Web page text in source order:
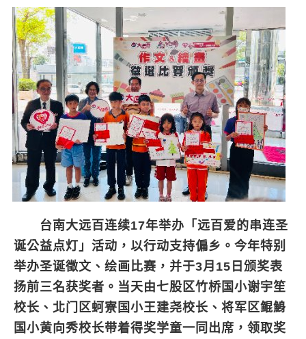
台南大远百连续17年举办「远百爱的串连圣
诞公益点灯」活动，以行动支持偏乡。今年特别
举办圣诞徵文、绘画比赛，并于3月15日颁奖表
扬前三名获奖者。当天由七股区竹桥国小谢宇笙
校长、北门区蚵寮国小王建尧校长、将军区鲲鯓
国小黄向秀校长带着得奖学童一同出席，领取奖